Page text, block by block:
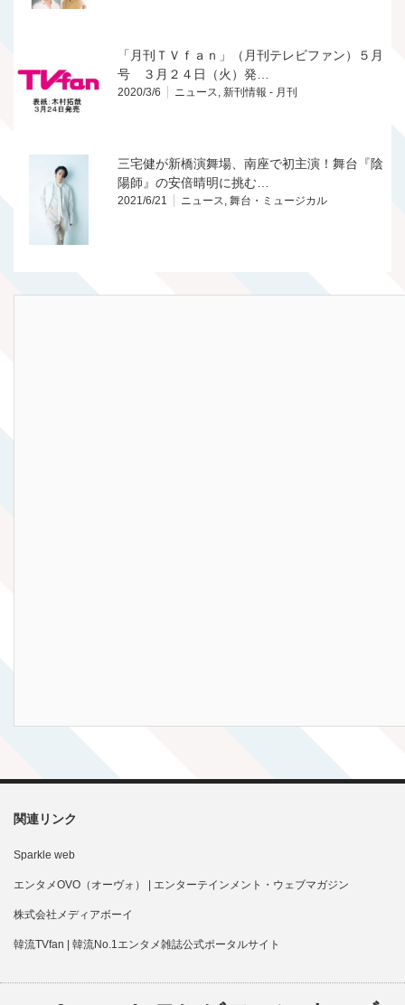
「月刊ＴＶｆａｎ」（月刊テレビファン）５月
号 ３月２４日（火）発…
2020/3/6 ニュース, 新刊情報 - 月刊
三宅健が新橋演舞場、南座で初主演！舞台『陰
陽師』の安倍晴明に挑む…
2021/6/21 ニュース, 舞台・ミュージカル
関連リンク
Sparkle web
エンタメOVO（オーヴォ） | エンターテインメント・ウェブマガジン
株式会社メディアボーイ
韓流TVfan | 韓流No.1エンタメ雑誌公式ポータルサイト